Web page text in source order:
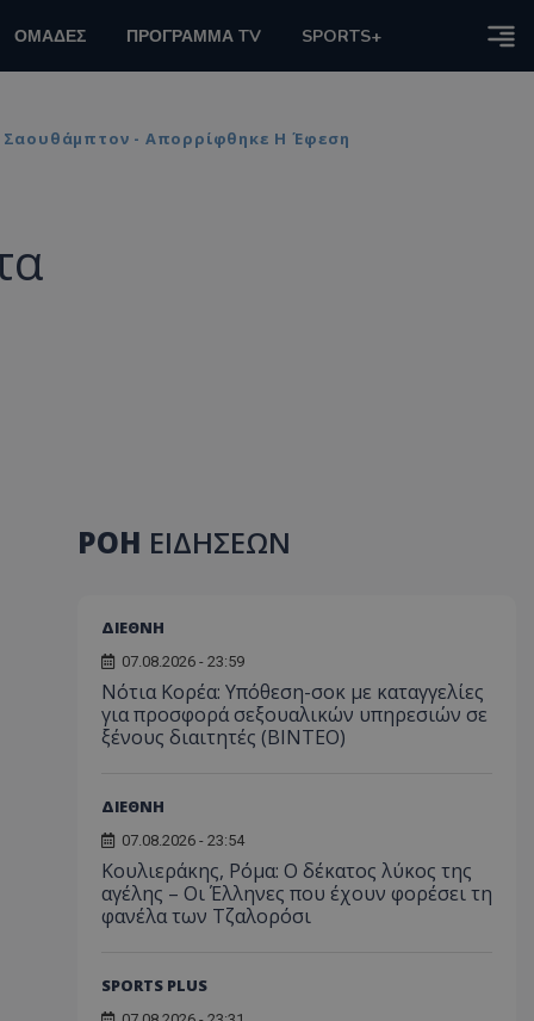
ΟΜΑΔΕΣ ΠΡΟΓΡΑΜΜΑ TV SPORTS+
Σαουθάμπτον - Απορρίφθηκε Η Έφεση
ΡΟΗ ΕΙΔΗΣΕΩΝ
ΔΙΕΘΝΗ
07.08.2026 - 23:59
Νότια Κορέα: Υπόθεση-σοκ με καταγγελίες
για προσφορά σεξουαλικών υπηρεσιών σε
ξένους διαιτητές (BINTEO)
ΔΙΕΘΝΗ
07.08.2026 - 23:54
Κουλιεράκης, Ρόμα: Ο δέκατος λύκος της
αγέλης – Οι Έλληνες που έχουν φορέσει τη
φανέλα των Τζαλορόσι
SPORTS PLUS